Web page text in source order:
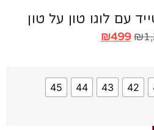
לוגו טון על טון
₪499
43
44
45